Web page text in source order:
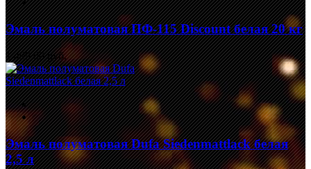
Эмаль полуматовая ПФ-115 Discount белая 20 кг
1 499,00 руб.
Эмаль полуматовая Dufa Siedenmattlack белая
2,5 л